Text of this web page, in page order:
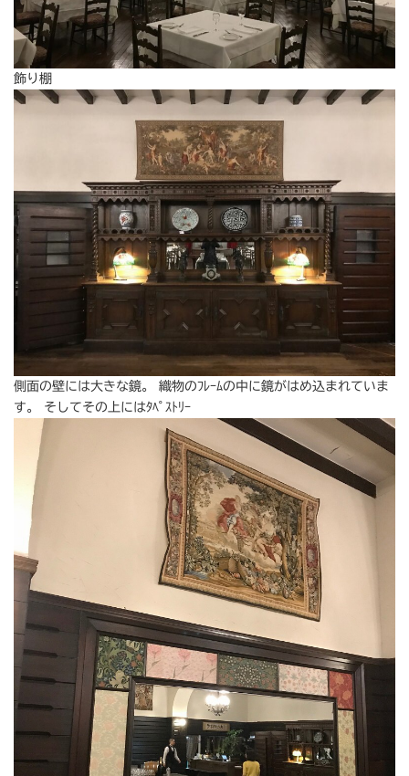
飾り棚
側面の壁には大きな鏡。 織物のﾌﾚｰﾑの中に鏡がはめ込まれていま
す。 そしてその上にはﾀﾍﾟｽﾄﾘｰ